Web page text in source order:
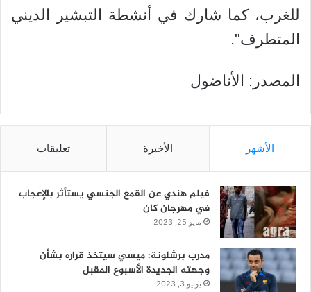
للغرب، كما شارك في أنشطة التبشير الديني
المتطرف".
المصدر: الأناضول
الأشهر الأخيرة تعليقات
فيلم هندي عن القمع الجنسي يستأثر بالإعجاب
في مهرجان كان
مايو 25, 2023
مدرب برشلونة: ميسي سيتخذ قراره بشأن
وجهته الجديدة الأسبوع المقبل
يونيو 3, 2023